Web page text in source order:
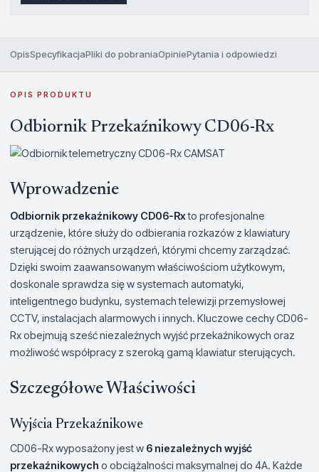
OpisSpecyfikacjaPliki do pobraniaOpiniePytania i odpowiedzi
OPIS PRODUKTU
Odbiornik Przekaźnikowy CD06-Rx
Wprowadzenie
Odbiornik przekaźnikowy CD06-Rxto profesjonalne
urządzenie, które służy do odbierania rozkazów z klawiatury
sterującej do różnych urządzeń, którymi chcemy zarządzać.
Dzięki swoim zaawansowanym właściwościom użytkowym,
doskonale sprawdza się w systemach automatyki,
inteligentnego budynku, systemach telewizji przemysłowej
CCTV, instalacjach alarmowych i innych. Kluczowe cechy CD06-
Rx obejmują sześć niezależnych wyjść przekaźnikowych oraz
możliwość współpracy z szeroką gamą klawiatur sterujących.
Szczegółowe Właściwości
Wyjścia Przekaźnikowe
CD06-Rx wyposażony jest w 6 niezależnych wyjść
przekaźnikowych o obciążalności maksymalnej do 4A. Każde